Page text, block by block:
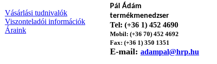
Vásárlási tudnivalók
Viszonteladói információk
Áraink
Pál Ádám
termékmenedzser
Tel: (+36 1) 452 4690
Mobil: (+36 70) 452 4692
Fax: (+36 1) 350 1351
E-mail: adampal@hrp.hu